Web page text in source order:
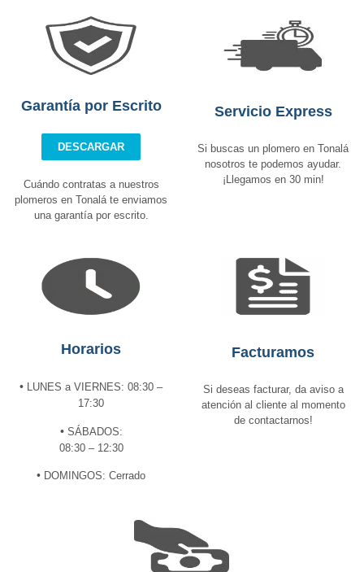
Garantía por Escrito
DESCARGAR
Cuándo contratas a nuestros
plomeros en Tonalá te enviamos
una garantía por escrito.
Servicio Express
Si buscas un plomero en Tonalá
nosotros te podemos ayudar.
¡Llegamos en 30 min!
Horarios
• LUNES a VIERNES: 08:30 –
17:30
• SÁBADOS:
08:30 – 12:30
• DOMINGOS: Cerrado
Facturamos
Si deseas facturar, da aviso a
atención al cliente al momento
de contactarnos!